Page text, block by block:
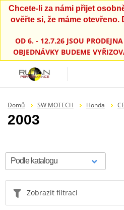
Chcete-li za námi přijet
ověřte si, že máme otevřeno.
OD 6. - 12.7.26 JSOU
OBJEDNÁVKY BUDEME
Domů SW MOTECH Honda
2003
Zobrazit filtraci